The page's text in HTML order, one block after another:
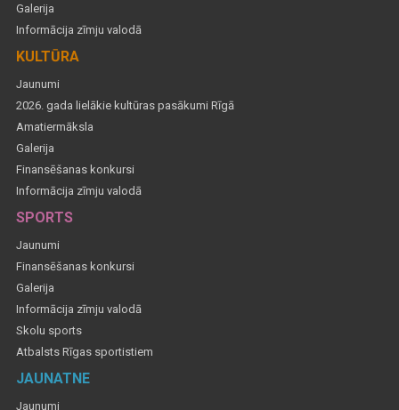
Galerija
Informācija zīmju valodā
KULTŪRA
Jaunumi
2026. gada lielākie kultūras pasākumi Rīgā
Amatiermāksla
Galerija
Finansēšanas konkursi
Informācija zīmju valodā
SPORTS
Jaunumi
Finansēšanas konkursi
Galerija
Informācija zīmju valodā
Skolu sports
Atbalsts Rīgas sportistiem
JAUNATNE
Jaunumi